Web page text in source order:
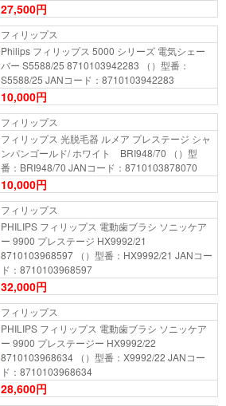
27,500円
フィリップス
Philips フィリップス 5000 シリーズ 電気シェー
バー S5588/25 8710103942283 （）型番：
S5588/25 JANコード：8710103942283
10,000円
フィリップス
フィリップス 光脱毛器 ルメア プレステージ シャ
ンパンゴールド/ ホワイト BRI948/70 （）型
番：BRI948/70 JANコード：8710103878070
10,000円
フィリップス
PHILIPS フィリップス 電動歯ブラシ ソニッケア
ー 9900 プレステージ HX9992/21
8710103968597 （）型番：HX9992/21 JANコー
ド：8710103968597
32,000円
フィリップス
PHILIPS フィリップス 電動歯ブラシ ソニッケア
ー 9900 プレステージー HX9992/22
8710103968634 （）型番：X9992/22 JANコー
ド：8710103968634
28,600円